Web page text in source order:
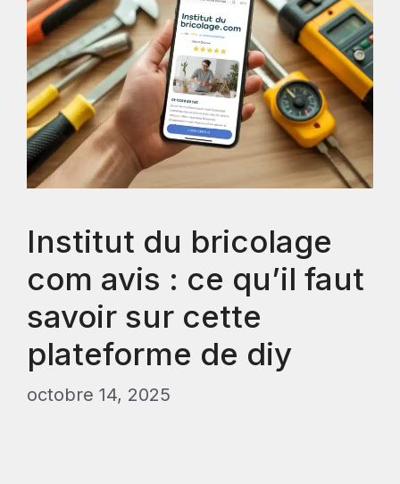
Institut du bricolage
com avis : ce qu’il faut
savoir sur cette
plateforme de diy
octobre 14, 2025